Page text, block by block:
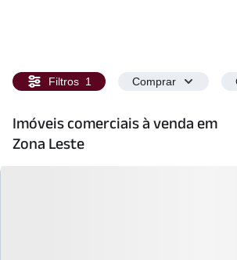
Filtros 1 Comprar
Imóveis comerciais à venda em
Zona Leste